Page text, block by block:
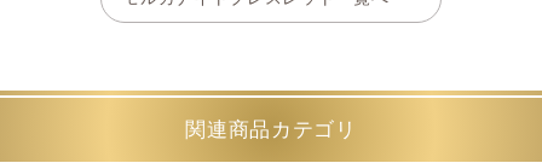
関連商品カテゴリ